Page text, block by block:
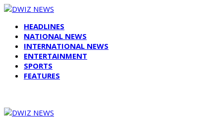
HEADLINES
NATIONAL NEWS
INTERNATIONAL NEWS
ENTERTAINMENT
SPORTS
FEATURES